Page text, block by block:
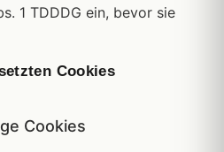
1 TDDDG ein, bevor sie
Cookies
Cookies